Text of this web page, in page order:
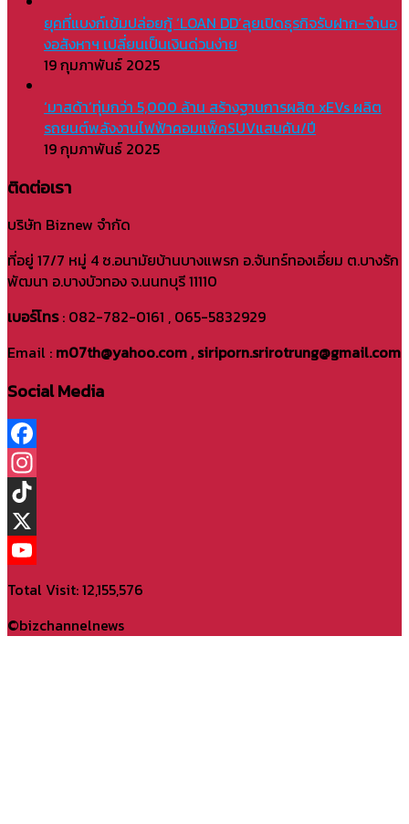
ยุคที่แบงก์เข้มปล่อยกู้ ‘LOAN DD’ลุยเปิดธุรกิจรับฝาก-จำนอ
งอสังหาฯ เปลี่ยนเป็นเงินด่วนง่าย
19 กุมภาพันธ์ 2025
‘มาสด้า’ทุ่มกว่า 5,000 ล้าน สร้างฐานการผลิต xEVs ผลิต
รถยนต์พลังงานไฟฟ้าคอมแพ็คSUVแสนคัน/ปี
19 กุมภาพันธ์ 2025
ติดต่อเรา
บริษัท Biznew จำกัด
ที่อยู่ 17/7 หมู่ 4 ซ.อนามัยบ้านบางแพรก อ.จันทร์ทองเอี่ยม ต.บางรัก
พัฒนา อ.บางบัวทอง จ.นนทบุรี 11110
เบอร์โทร: 082-782-0161 , 065-5832929
Email : m07th@yahoo.com , siriporn.srirotrung@gmail.com
Social Media
Facebook
Instagram
TikTok
X
Total Visit: 12,155,576
©bizchannelnews